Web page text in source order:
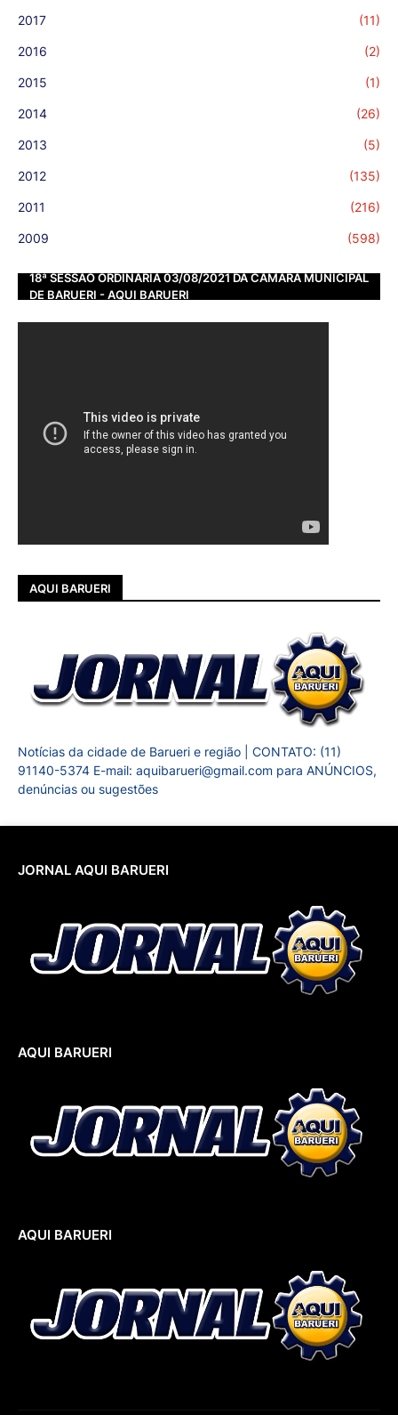
2017 (11)
2016 (2)
2015 (1)
2014 (26)
2013 (5)
2012 (135)
2011 (216)
2009 (598)
18ª SESSÃO ORDINÁRIA 03/08/2021 DA CÂMARA MUNICIPAL
DE BARUERI - AQUI BARUERI
AQUI BARUERI
Notícias da cidade de Barueri e região | CONTATO: (11)
91140-5374 E-mail: aquibarueri@gmail.com para ANÚNCIOS,
denúncias ou sugestões
JORNAL AQUI BARUERI
AQUI BARUERI
AQUI BARUERI